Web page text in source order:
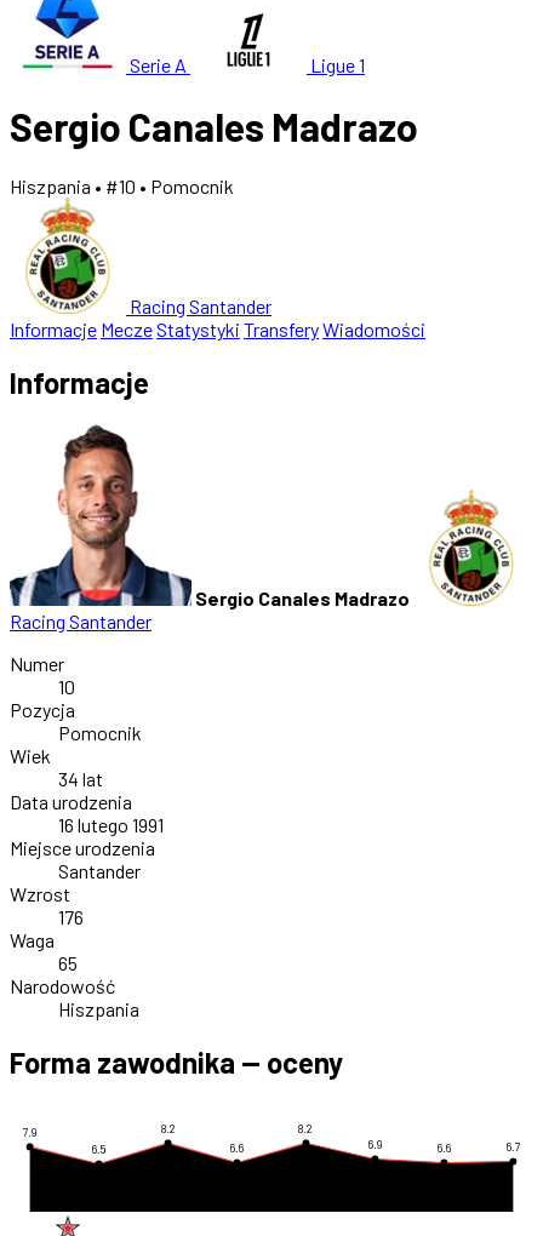
Serie A Ligue 1
Sergio Canales Madrazo
Hiszpania • #10 • Pomocnik
Racing Santander
Informacje MeczeStatystyki TransferyWiadomości
Informacje
Sergio Canales Madrazo
Racing Santander
Numer
10
Pozycja
Pomocnik
Wiek
34 lat
Data urodzenia
16 lutego 1991
Miejsce urodzenia
Santander
Wzrost
176
Waga
65
Narodowość
Hiszpania
Forma zawodnika — oceny
7.9
6.5
8.2
6.6
8.2
6.9 6.6 6.7